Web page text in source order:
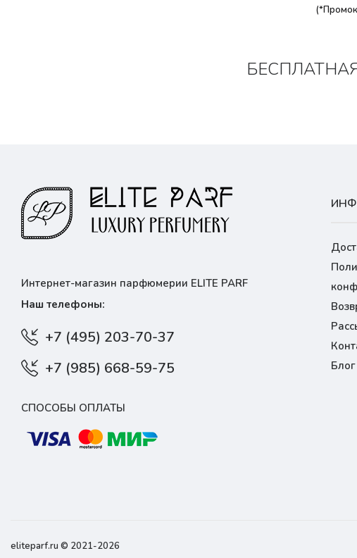
Интернет-магазин парфюмерии ELITE PARF
Наш телефоны:
+7 (495) 203-70-37
+7 (985) 668-59-75
СПОСОБЫ ОПЛАТЫ
Блог
eliteparf.ru © 2021-2026